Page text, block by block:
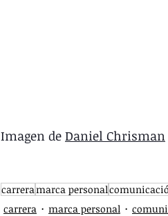
Imagen de Daniel Chrisman
carreramarca personal
carrera
marca personal